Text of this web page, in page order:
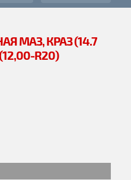
МАЗ, КРАЗ (14.7
R20)